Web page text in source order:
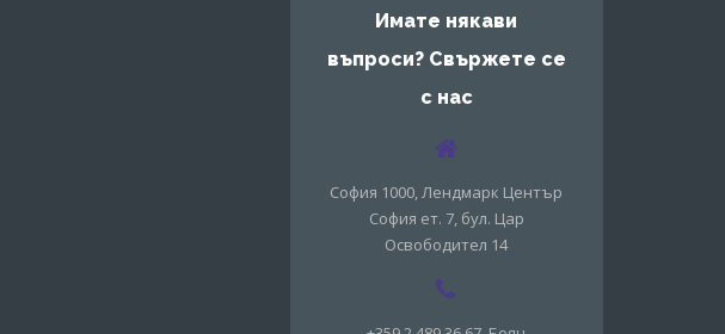
Имате някави
въпроси? Свържете се
с нас
София 1000, Лендмарк Център
София ет. 7, бул. Цар
Освободител 14